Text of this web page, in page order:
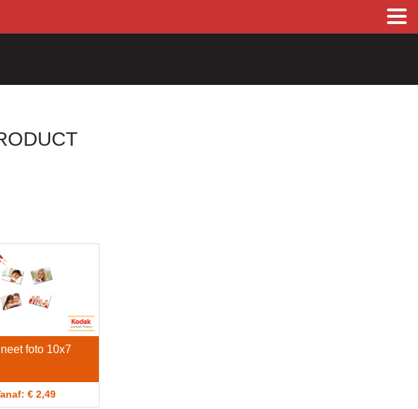
foto 10x7
€ 2,49